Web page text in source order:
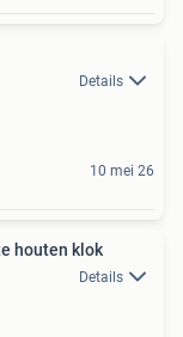
Details
10 mei 26
houten klok
Details